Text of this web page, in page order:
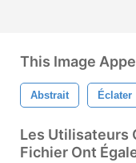
This Image
Abstrait Éclater
Les Utilisateurs
Fichier Ont